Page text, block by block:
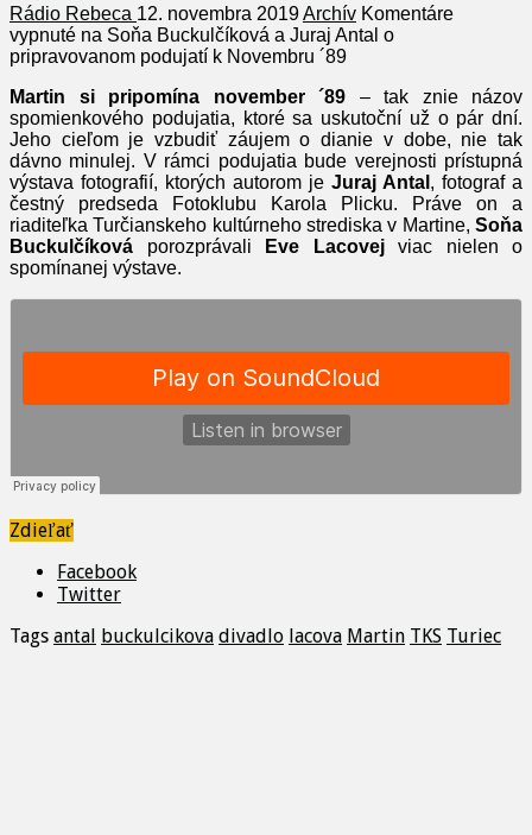
Rádio Rebeca 12. novembra 2019Archív Komentáre
vypnuté na Soňa Buckulčíková a Juraj Antal o
pripravovanom podujatí k Novembru ´89
Martin si pripomína november ´89 – tak znie názov
spomienkového podujatia, ktoré sa uskutoční už o pár dní.
Jeho cieľom je vzbudiť záujem o dianie v dobe, nie tak
dávno minulej. V rámci podujatia bude verejnosti prístupná
výstava fotografií, ktorých autorom je Juraj Antal , fotograf a
čestný predseda Fotoklubu Karola Plicku. Práve on a
riaditeľka Turčianskeho kultúrneho strediska v Martine, Soňa
Buckulčíková porozprávali Eve Lacovejviac nielen o
spomínanej výstave.
Zdieľať
Facebook
Twitter
Tags antal buckulcikova divadlo lacova Martin TKS Turiec